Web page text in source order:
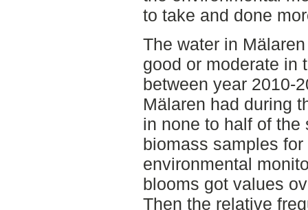
to take and done
The water in
good or moderate in
between year 2010-
Mälaren had during
in none to half of
biomass samples
environmental
blooms got values
Then the relative